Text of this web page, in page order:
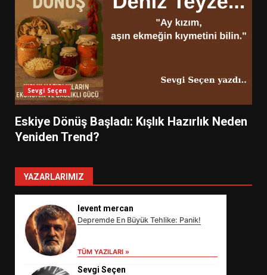
Sevgi Seçen
Eskiye Dönüş Başladı: Kışlık Hazırlık Neden
Yeniden Trend?
YAZARLARIMIZ
levent mercan
Depremde En Büyük Tehlike: Panik!
TÜM YAZILARI »
Sevgi Seçen